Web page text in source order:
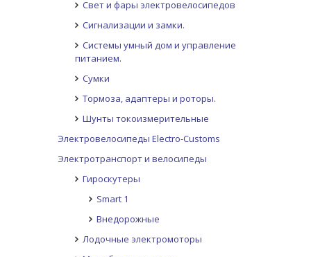
Свет и фары электровелосипедов
Сигнализации и замки.
Системы умный дом и управление
питанием.
Сумки
Тормоза, адаптеры и роторы.
Шунты токоизмерительные
Электровелосипеды Electro-Customs
Электротранспорт и велосипеды
Гироскутеры
Smart 1
Внедорожные
Лодочные электромоторы